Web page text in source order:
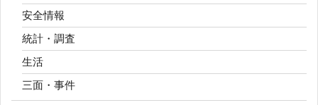
安全情報
統計・調査
生活
三面・事件